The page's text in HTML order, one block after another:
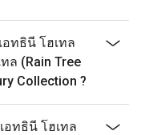
ห้ทุกคนรู้สึกพิเศษและ
เป็นหัวหน้าทีมที่มี
จริง แม้ในช่วงเวลา
We take standards
and are
safety of our
อทธินี โฮเทล
ล (Rain Tree
Collection ?
อทธินี โฮเทล